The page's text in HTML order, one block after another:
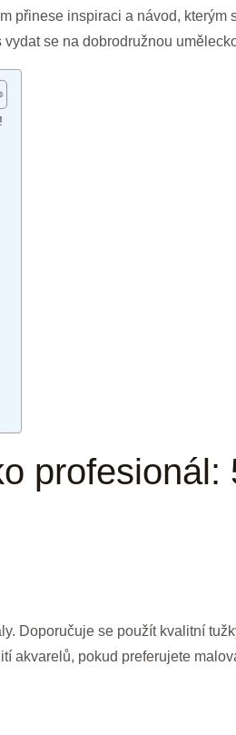
přinese inspiraci a návod, kterým
se na dobrodružnou
profesionál:
Doporučuje se použít kvalitní
akvarelů, pokud preferujete